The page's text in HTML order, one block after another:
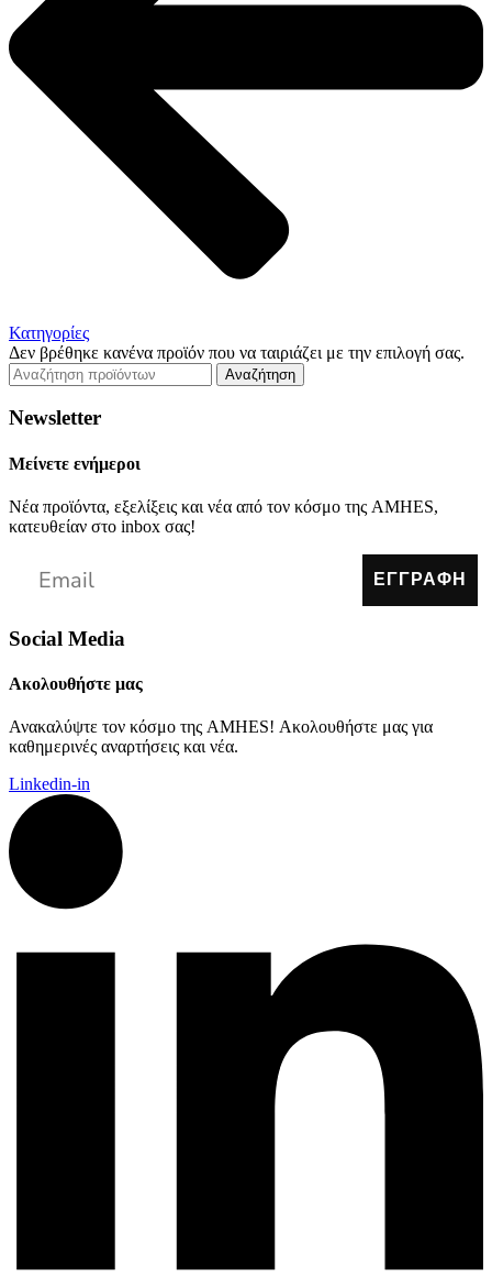
Κατηγορίες
Δεν βρέθηκε κανένα προϊόν που να ταιριάζει με την επιλογή σας.
Αναζήτηση
Newsletter
Μείνετε ενήμεροι
Νέα προϊόντα, εξελίξεις και νέα από τον κόσμο της AMHES,
κατευθείαν στο inbox σας!
ΕΓΓΡΑΦΗ
Social Media
Ακολουθήστε μας
Ανακαλύψτε τον κόσμο της AMHES! Ακολουθήστε μας για
καθημερινές αναρτήσεις και νέα.
Linkedin-in